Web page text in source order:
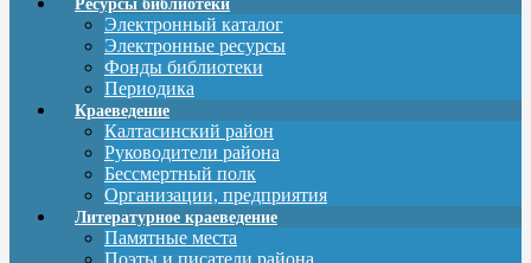
Ресурсы библиотеки
Электронный каталог
Электронные ресурсы
Фонды библиотеки
Периодика
Краеведение
Калтасинский район
Руководители района
Бессмертный полк
Организации, предприятия
Литературное краеведение
Памятные места
Поэты и писатели района